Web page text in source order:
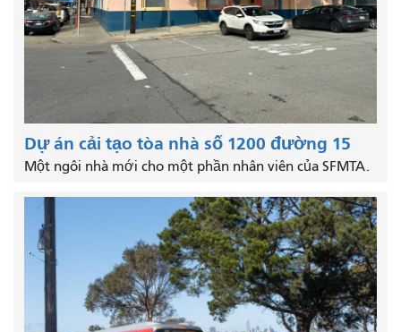
Dự án cải tạo tòa nhà số 1200 đường 15
Một ngôi nhà mới cho một phần nhân viên của SFMTA.